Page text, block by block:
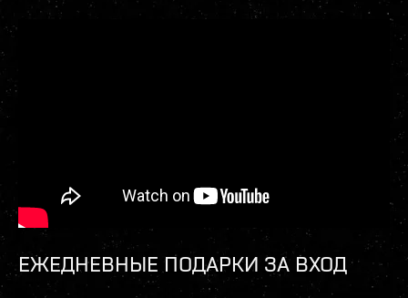
ЕЖЕДНЕВНЫЕ ПОДАРКИ ЗА ВХОД